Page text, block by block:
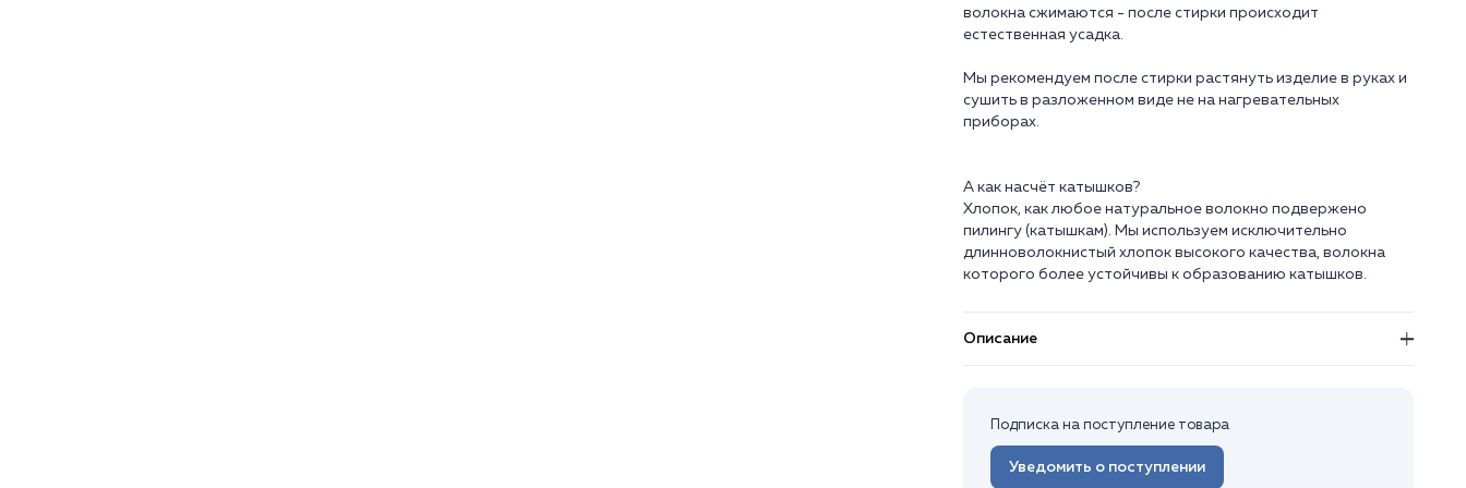
волокна сжимаются - после стирки происходит
естественная усадка.
Мы рекомендуем после стирки растянуть изделие в руках и
сушить в разложенном виде не на нагревательных
приборах.
А как насчёт катышков?
Хлопок, как любое натуральное волокно подвержено
пилингу (катышкам). Мы используем исключительно
длинноволокнистый хлопок высокого качества, волокна
Описание
Подписка на поступление товара
Уведомить о поступлении